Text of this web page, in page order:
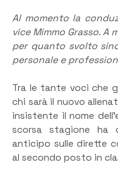
Al momento la
vice Mimmo Grasso.
per quanto svolto
personale e
Tra le tante voci che
chi sarà il nuovo
insistente il nome
scorsa stagione
anticipo sulle dirette
al secondo posto in